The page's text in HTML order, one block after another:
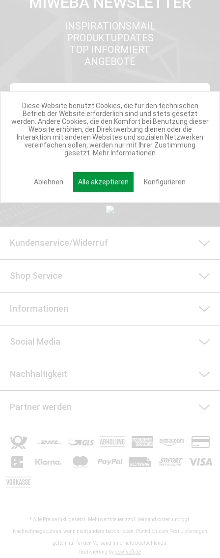
INSPIRATIONSMAIL
PRODUKTUPDATES
TOP INFORMIERT
ANGEBOTE
Verpasse nie wieder exklusive Newsletter-Rabatte und Aktionen
E-MAIL*
Anmelden
Kundenservice/Widerruf
Shop Service
Informationen
Social Media
Nachhaltigkeit
Partner werden
* Alle Preise inkl. gesetzl. Mehrwertsteuer zzgl. Versandkosten und ggf.
Nachnahmegebühren, wenn nicht anders beschrieben. Pünktlich zum Fest Lieferungen
gelten nur für den Versand innerhalb Deutschlands.
Realisierung by sewisoft.de
Diese Website benutzt Cookies, die für den technischen
Betrieb der Website erforderlich sind und stets gesetzt
werden. Andere Cookies, die den Komfort bei Benutzung dieser
Website erhöhen, der Direktwerbung dienen oder die
Interaktion mit anderen Websites und sozialen Netzwerken
vereinfachen sollen, werden nur mit Ihrer Zustimmung
gesetzt. Mehr Informationen
Ablehnen Alle akzeptieren Konfigurieren